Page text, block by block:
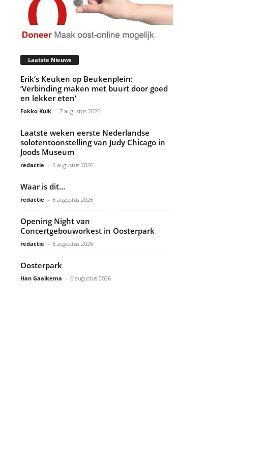
Laatste Nieuws
Erik’s Keuken op Beukenplein:
‘Verbinding maken met buurt door goed
en lekker eten’
Fokko Kuik - 7 augustus 2026
Laatste weken eerste Nederlandse
solotentoonstelling van Judy Chicago in
Joods Museum
redactie - 6 augustus 2026
Waar is dit…
redactie - 6 augustus 2026
Opening Night van
Concertgebouworkest in Oosterpark
redactie - 6 augustus 2026
Oosterpark
Han Gaaikema - 6 augustus 2026